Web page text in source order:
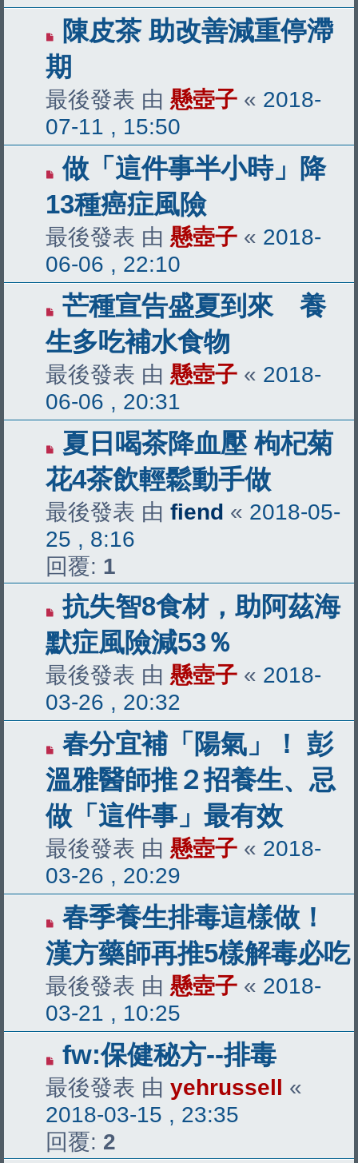
陳皮茶 助改善減重停滯
期
最後發表 由 懸壺子 « 2018-
07-11 , 15:50
做「這件事半小時」降
13種癌症風險
最後發表 由 懸壺子 « 2018-
06-06 , 22:10
芒種宣告盛夏到來 養
生多吃補水食物
最後發表 由 懸壺子 « 2018-
06-06 , 20:31
夏日喝茶降血壓 枸杞菊
花4茶飲輕鬆動手做
最後發表 由 fiend « 2018-05-
25 , 8:16
回覆: 1
抗失智8食材，助阿茲海
默症風險減53％
最後發表 由 懸壺子 « 2018-
03-26 , 20:32
春分宜補「陽氣」！ 彭
溫雅醫師推２招養生、忌
做「這件事」最有效
最後發表 由 懸壺子 « 2018-
03-26 , 20:29
春季養生排毒這樣做！
漢方藥師再推5樣解毒必吃
最後發表 由 懸壺子 « 2018-
03-21 , 10:25
fw:保健秘方--排毒
最後發表 由 yehrussell «
2018-03-15 , 23:35
回覆: 2